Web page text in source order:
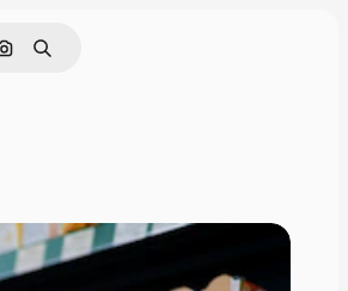
Поиск по изображению
Поиск